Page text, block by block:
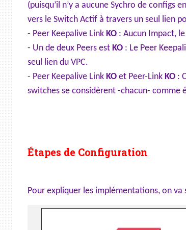
(puisqu’il n’y a aucune Sychro de
vers le Switch Actif à travers un seul lien
- Peer Keepalive Link KO: Aucun Impact, le
- Un de deux Peers est KO: Le Peer
seul lien du VPC.
- Peer Keepalive Link KOet Peer-Link KO:
switches se considèrent -chacun-
Étapes de Configuration
Pour expliquer les implémentations, on va